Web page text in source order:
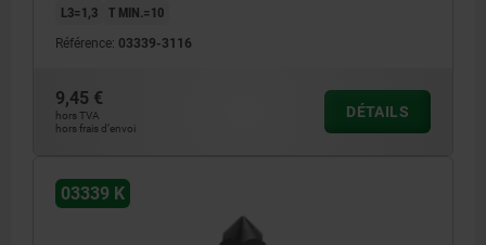
L3=1,3 T MIN.=10
Référence: 03339-3116
9,45 €
hors TVA
hors frais d’envoi
DÉTAILS
03339 K